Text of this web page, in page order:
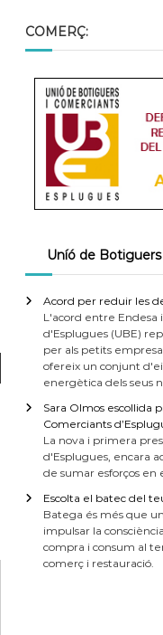
COMERÇ:
Uníó de
Acord per reduir les
L'acord entre Endesa
d'Esplugues (UBE)
per als petits
ofereix un conjunt
energètica dels seus
Sara Olmos escollida
Comerciants
La nova i primera
d'Esplugues, encara
de sumar esforços en
Escolta el batec del
Batega és més que
impulsar la
compra i consum al
comerç i restauració.